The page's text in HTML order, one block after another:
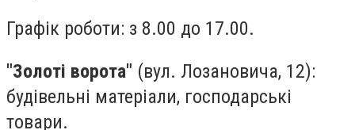
Графік роботи: з 8.00 до 17.00.
"Золоті ворота" (вул. Лозановича, 12):
будівельні матеріали, господарські
товари.